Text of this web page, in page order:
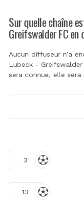
Sur quelle chaîne
Greifswalder FC
Aucun diffuseur n’a
Lubeck - Greifswalder
sera connue, elle
3'
13'